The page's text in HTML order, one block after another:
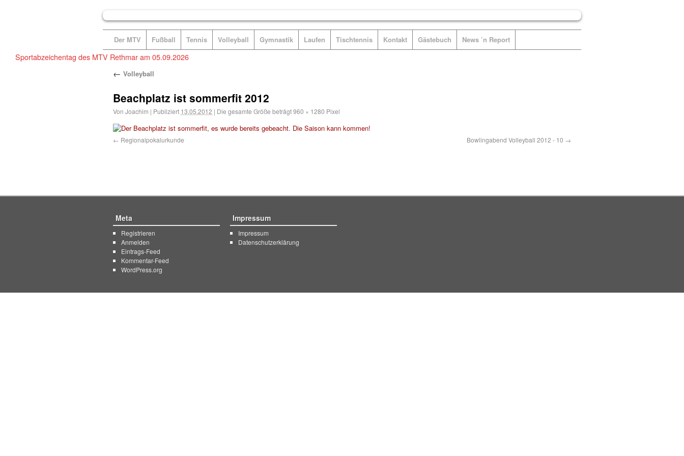
Der MTV Fußball Tennis Volleyball Gymnastik Laufen Tischtennis Kontakt Gästebuch News ’n Report
Sportabzeichentag des MTV Rethmar am 05.09.2026
← Volleyball
Beachplatz ist sommerfit 2012
Von Joachim | Publiziert 13.05.2012 | Die gesamte Größe beträgt960 × 1280 Pixel
Regionalpokalurkunde Bowlingabend Volleyball 2012 - 10
Meta
Registrieren
Anmelden
Eintrags-Feed
Kommentar-Feed
WordPress.org
Impressum
Impressum
Datenschutzerklärung